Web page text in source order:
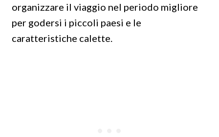
organizzare il viaggio nel periodo migliore
per godersi i piccoli paesi e le
caratteristiche calette.